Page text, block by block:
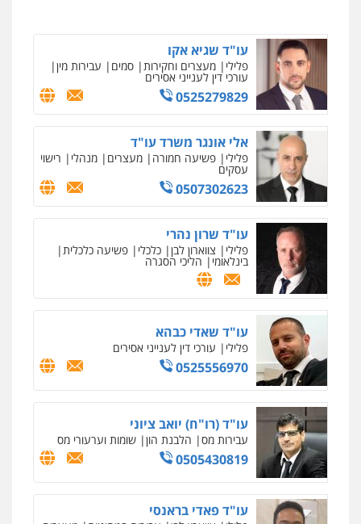
עו"ד שגיא אקו
פלילי מעצרים וחקירות סמים עבירות מין
עורכי דין לענייני אסירים
0525279829
אלי אונגר משרד עו"ד
פלילי פשיעה חמורה מעצרים מנהלי רישוי
עסקים
0507302623
עו"ד שרון נהרי
פלילי צווארון לבן כלכלי פשיעה כלכלית
בינלאומי הליכי הסגרה
עו"ד שאדי כבהא
פלילי עורכי דין לענייני אסירים
0525556970
עו"ד (רו"ח) יואב ציוני
עבירות מס הלבנת הון שומות וערעורי מס
0505430819
עו"ד פאדי בראנסי